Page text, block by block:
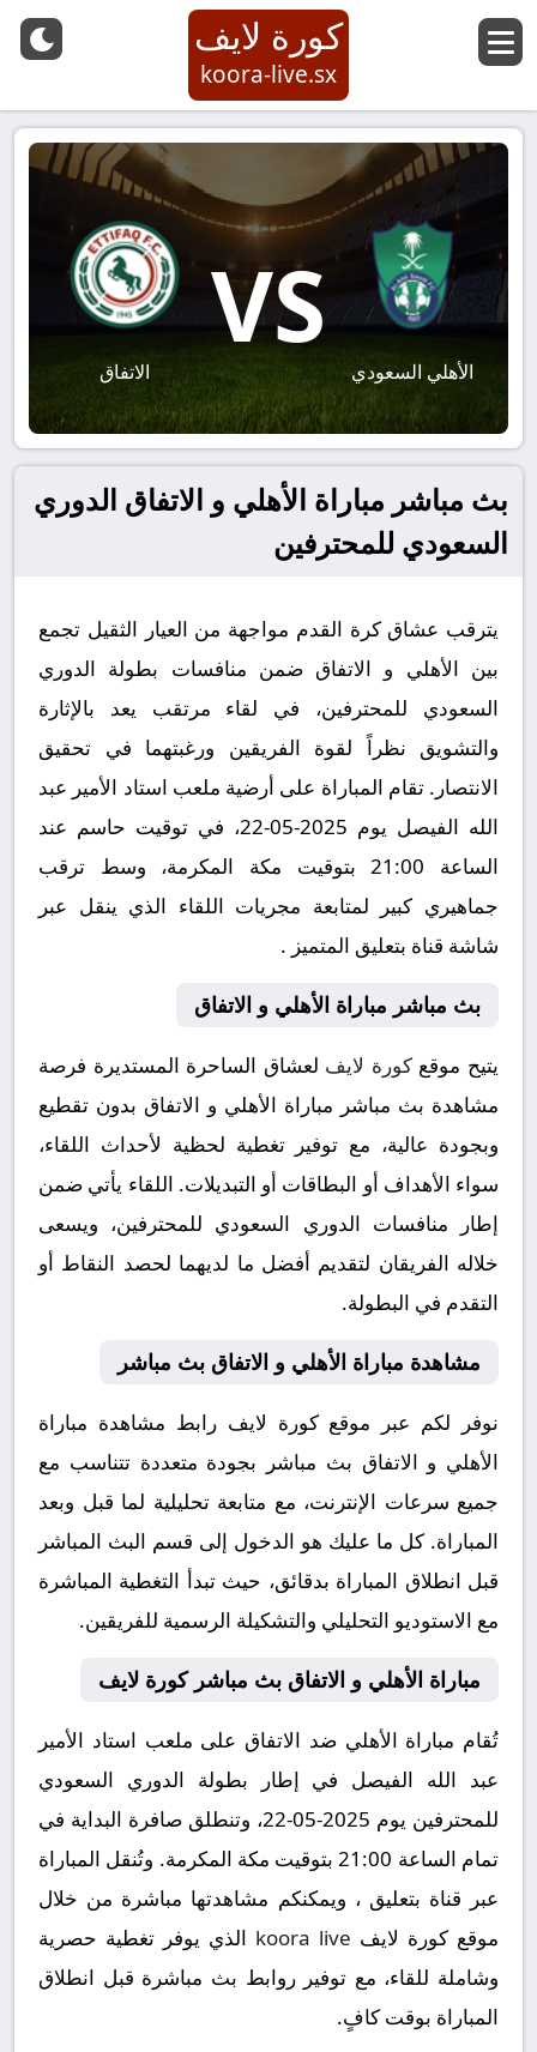
كورة لايف
koora-live.sx
الأهلي السعودي
VS
الاتفاق
بث مباشر مباراة الأهلي و الاتفاق الدوري
السعودي للمحترفين
يترقب عشاق كرة القدم مواجهة من العيار الثقيل تجمع
بين الأهلي و الاتفاق ضمن منافسات بطولة الدوري
السعودي للمحترفين، في لقاء مرتقب يعد بالإثارة
والتشويق نظراً لقوة الفريقين ورغبتهما في تحقيق
الانتصار. تقام المباراة على أرضية ملعب استاد الأمير عبد
الله الفيصل يوم 2025-05-22، في توقيت حاسم عند
الساعة 21:00 بتوقيت مكة المكرمة، وسط ترقب
جماهيري كبير لمتابعة مجريات اللقاء الذي ينقل عبر
شاشة قناة بتعليق المتميز .
بث مباشر مباراة الأهلي و الاتفاق
يتيح موقعكورة لايف لعشاق الساحرة المستديرة فرصة
مشاهدة بث مباشر مباراة الأهلي و الاتفاق بدون تقطيع
وبجودة عالية، مع توفير تغطية لحظية لأحداث اللقاء،
سواء الأهداف أو البطاقات أو التبديلات. اللقاء يأتي ضمن
إطار منافسات الدوري السعودي للمحترفين، ويسعى
خلاله الفريقان لتقديم أفضل ما لديهما لحصد النقاط أو
التقدم في البطولة.
مشاهدة مباراة الأهلي و الاتفاق بث مباشر
نوفر لكم عبر موقع كورة لايف رابط مشاهدة مباراة
الأهلي و الاتفاق بث مباشر بجودة متعددة تتناسب مع
جميع سرعات الإنترنت، مع متابعة تحليلية لما قبل وبعد
المباراة. كل ما عليك هو الدخول إلى قسم البث المباشر
قبل انطلاق المباراة بدقائق، حيث تبدأ التغطية المباشرة
مع الاستوديو التحليلي والتشكيلة الرسمية للفريقين.
مباراة الأهلي و الاتفاق بث مباشر كورة لايف
تُقام مباراة الأهلي ضد الاتفاق على ملعب استاد الأمير
عبد الله الفيصل في إطار بطولة الدوري السعودي
للمحترفين يوم 2025-05-22، وتنطلق صافرة البداية في
تمام الساعة 21:00 بتوقيت مكة المكرمة. وتُنقل المباراة
عبر قناة بتعليق ، ويمكنكم مشاهدتها مباشرة من خلال
موقع كورة لايف koora live الذي يوفر تغطية حصرية
وشاملة للقاء، مع توفير روابط بث مباشرة قبل انطلاق
المباراة بوقت كافٍ.